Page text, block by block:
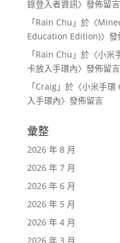
錄登入者資訊〉發佈留言
「Rain Chu 」於〈
Education Edition)〉發
「Rain Chu 」於〈小米
卡放入手環內〉發佈留言
「Craig」於〈小米手環
入手環內〉發佈留言
彙整
2026 年 8 月
2026 年 7 月
2026 年 6 月
2026 年 5 月
2026 年 4 月
2026 年 3 月